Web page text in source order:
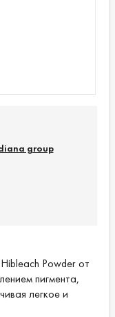
group
Powder от
пигмента,
легкое и